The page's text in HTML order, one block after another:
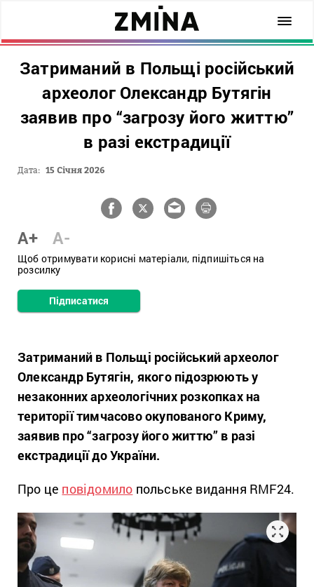
Затриманий в Польщі російський
археолог Олександр Бутягін
заявив про “загрозу його життю”
в разі екстрадиції
Дата: 15 Січня 2026
A+ A-
Щоб отримувати корисні матеріали, підпишіться на
розсилку
Підписатися
Затриманий в Польщі російський археолог
Олександр Бутягін, якого підозрюють у
незаконних археологічних розкопках на
території тимчасово окупованого Криму,
заявив про “загрозу його життю” в разі
екстрадиції до України.
Про це повідомило польське видання RMF24.